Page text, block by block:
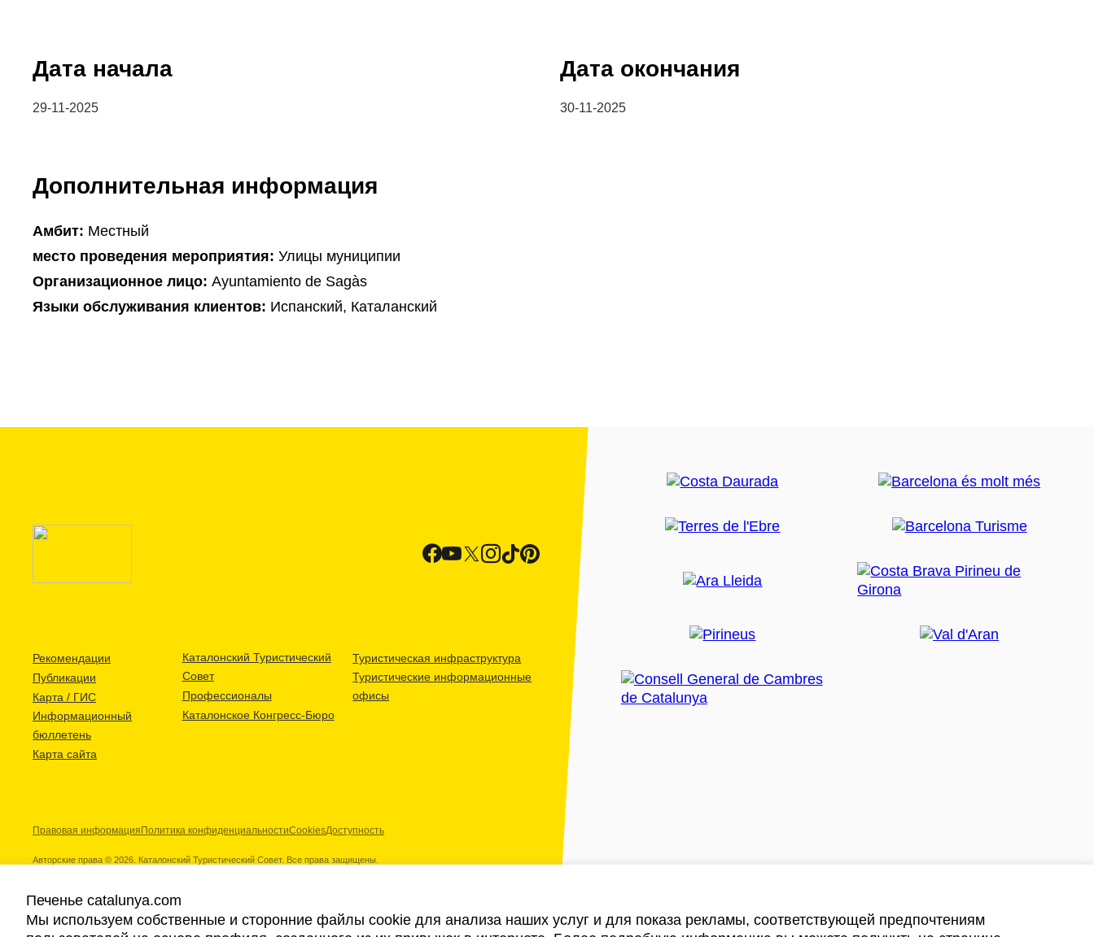
Дата начала
29-11-2025
Дата окончания
30-11-2025
Дополнительная информация
Амбит: Местный
место проведения мероприятия: Улицы муниципии
Организационное лицо: Ayuntamiento de Sagàs
Языки обслуживания клиентов: Испанский, Каталанский
Рекомендации
Публикации
Карта / ГИС
Информационный
бюллетень
Карта сайта
Каталонский Туристический
Совет
Профессионалы
Каталонское Конгресс-Бюро
Туристическая инфраструктура
Туристические информационные
офисы
Правовая информация Политика конфиденциальностиCookiesДоступность
Авторские права © 2026. Каталонский Туристический Совет. Все права защищены.
Печенье catalunya.com
Мы используем собственные и сторонние файлы cookie для анализа наших услуг и для показа рекламы, соответствующей предпочтениям